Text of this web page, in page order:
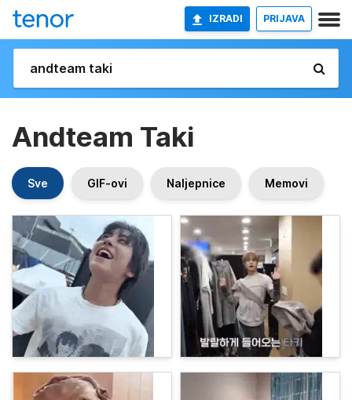
IZRADI PRIJAVA
Andteam Taki
Sve GIF-ovi Naljepnice Memovi